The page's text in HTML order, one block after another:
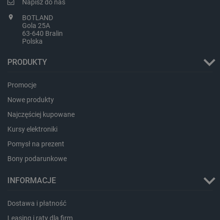
Napisz do nas
BOTLAND
Gola 25A
63-640 Bralin
Polska
PRODUKTY
Promocje
Nowe produkty
Najczęściej kupowane
Kursy elektroniki
Pomysł na prezent
Bony podarunkowe
INFORMACJE
Dostawa i płatność
Leasing i raty dla firm
botland.com.pl